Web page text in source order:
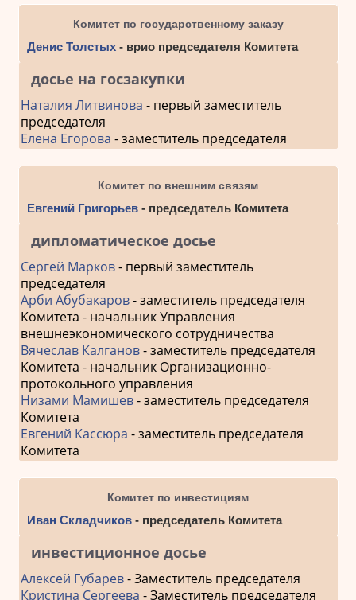
Комитет по государственному заказу
Денис Толстых- врио председателя Комитета
досье на госзакупки
Наталия Литвинова - первый заместитель
председателя
Елена Егорова - заместитель председателя
Комитет по внешним связям
Евгений Григорьев- председатель Комитета
дипломатическое досье
Сергей Марков- первый заместитель
председателя
Арби Абубакаров- заместитель председателя
Комитета - начальник Управления
внешнеэкономического сотрудничества
Вячеслав Калганов- заместитель председателя
Комитета - начальник Организационно-
протокольного управления
Низами Мамишев- заместитель председателя
Комитета
Евгений Кассюра - заместитель председателя
Комитета
Комитет по инвестициям
Иван Складчиков- председатель Комитета
инвестиционное досье
Алексей Губарев- Заместитель председателя
Кристина Сергеева - Заместитель председателя